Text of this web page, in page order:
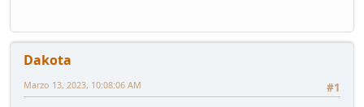
Dakota
#1
Marzo 13, 2023, 10:08:06 AM